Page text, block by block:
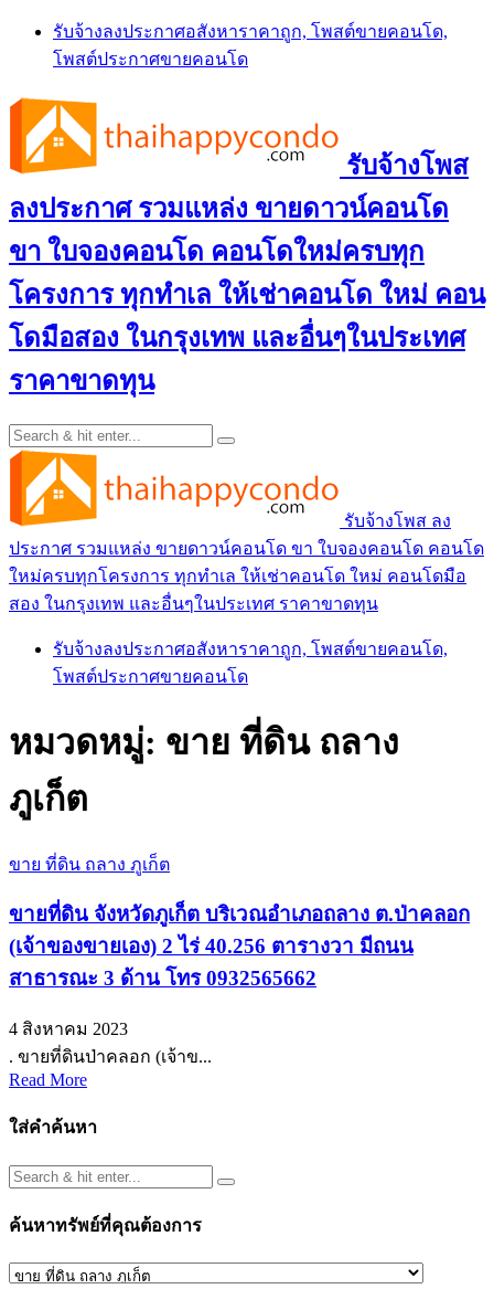
Skip
content
รับจ้างลงประกาศอสังหาราคาถูก, โพสต์ขายคอนโด,
โพสต์ประกาศขายคอนโด
รับจ้างโพส
ลงประกาศ รวมแหล่ง ขายดาวน์คอนโด
ขา ใบจองคอนโด คอนโดใหม่ครบทุก
โครงการ ทุกทำเล ให้เช่าคอนโด ใหม่ คอน
โดมือสอง ในกรุงเทพ และอื่นๆในประเทศ
ราคาขาดทุน
รับจ้างโพส ลง
ประกาศ รวมแหล่ง ขายดาวน์คอนโด ขา ใบจองคอนโด คอนโด
ใหม่ครบทุกโครงการ ทุกทำเล ให้เช่าคอนโด ใหม่ คอนโดมือ
สอง ในกรุงเทพ และอื่นๆในประเทศ ราคาขาดทุน
รับจ้างลงประกาศอสังหาราคาถูก, โพสต์ขายคอนโด,
โพสต์ประกาศขายคอนโด
หมวดหมู่: ขาย ที่ดิน ถลาง
ภูเก็ต
ขาย ที่ดิน ถลาง ภูเก็ต
ขายที่ดิน จังหวัดภูเก็ต บริเวณอำเภอถลาง ต.ป่าคลอก
(เจ้าของขายเอง) 2 ไร่ 40.256 ตารางวา มีถนน
สาธารณะ 3 ด้าน โทร 0932565662
4 สิงหาคม 2023
. ขายที่ดินป่าคลอก (เจ้าข...
Read More
ใส่คำค้นหา
ค้นหาทรัพย์ที่คุณต้องการ
ค้นหา